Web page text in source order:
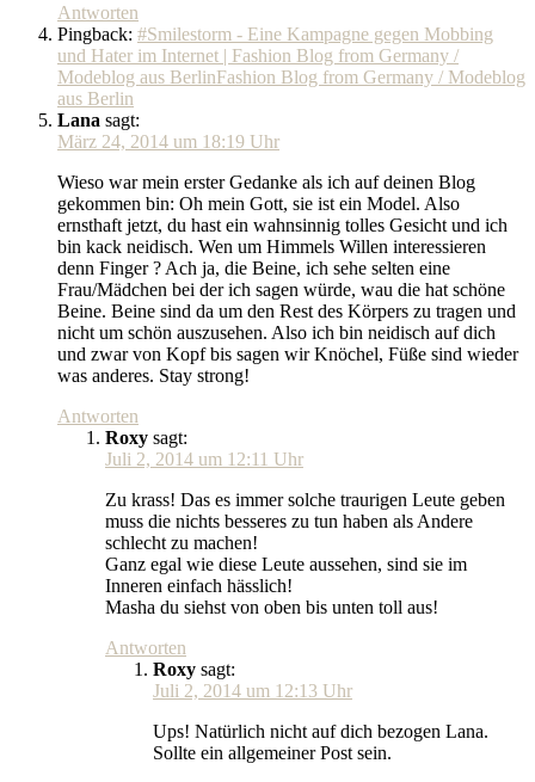
Antworten
Pingback: #Smilestorm - Eine Kampagne gegen Mobbing
und Hater im Internet | Fashion Blog from Germany /
Modeblog aus BerlinFashion Blog from Germany / Modeblog
aus Berlin
Lana sagt:
März 24, 2014 um 18:19 Uhr
Wieso war mein erster Gedanke als ich auf deinen Blog
gekommen bin: Oh mein Gott, sie ist ein Model. Also
ernsthaft jetzt, du hast ein wahnsinnig tolles Gesicht und ich
bin kack neidisch. Wen um Himmels Willen interessieren
denn Finger ? Ach ja, die Beine, ich sehe selten eine
Frau/Mädchen bei der ich sagen würde, wau die hat schöne
Beine. Beine sind da um den Rest des Körpers zu tragen und
nicht um schön auszusehen. Also ich bin neidisch auf dich
und zwar von Kopf bis sagen wir Knöchel, Füße sind wieder
was anderes. Stay strong!
Antworten
Roxy sagt:
Juli 2, 2014 um 12:11 Uhr
Zu krass! Das es immer solche traurigen Leute geben
muss die nichts besseres zu tun haben als Andere
schlecht zu machen!
Ganz egal wie diese Leute aussehen, sind sie im
Inneren einfach hässlich!
Masha du siehst von oben bis unten toll aus!
Antworten
Roxy sagt:
Juli 2, 2014 um 12:13 Uhr
Ups! Natürlich nicht auf dich bezogen Lana.
Sollte ein allgemeiner Post sein.